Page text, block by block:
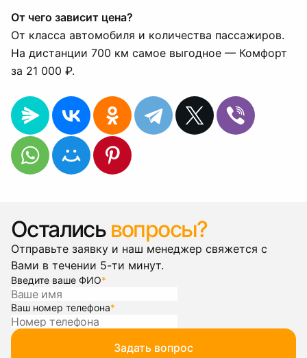
От чего зависит цена?
От класса автомобиля и количества пассажиров.
На дистанции 700 км самое выгодное — Комфорт
за 21 000 ₽.
Остались вопросы?
Отправьте заявку и наш менеджер свяжется с
Вами в течении 5-ти минут.
Введите ваше ФИО*
Ваш номер телефона*
Задать вопрос